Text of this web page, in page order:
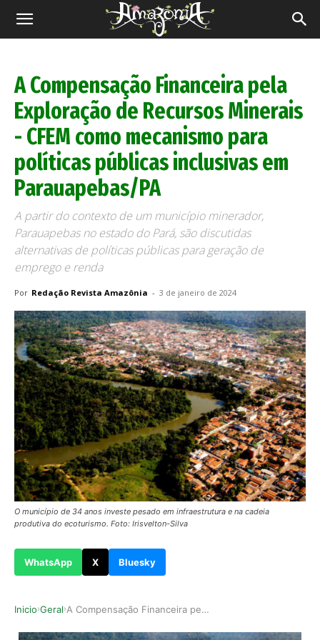
Revista
A Compensação Financeira pela
Exploração de Recursos Minerais
- CFEM como mecanismo para
políticas públicas inclusivas em
Parauapebas/PA
A partir do contexto de um município minerador,
Parauapebas no estado do Pará, são discutidas
alternativas de políticas públicas para geração de
emprego e renda
Por Redação Revista Amazônia - 3 de janeiro de 2024
O município de 34 anos investe pesado em infraestrutura e na cadeia
produtiva do ecoturismo. Foto: Irisvelton-Silva
WhatsApp X Bluesky
Inicio›Geral› A Compensação Financeira pela Exploração de Rec…